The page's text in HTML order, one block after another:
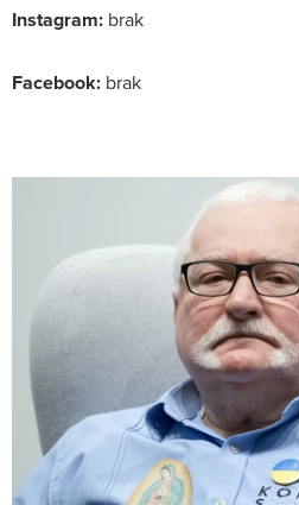
Instagram: brak
Facebook: brak